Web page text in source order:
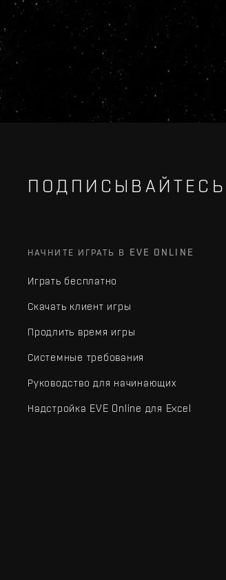
ПОДПИСЫВАЙТЕСЬ
НАЧНИТЕ ИГРАТЬ В EVE ONLINE
Играть бесплатно
Скачать клиент игры
Продлить время игры
Системные требования
Руководство для начинающих
Надстройка EVE Online для Excel